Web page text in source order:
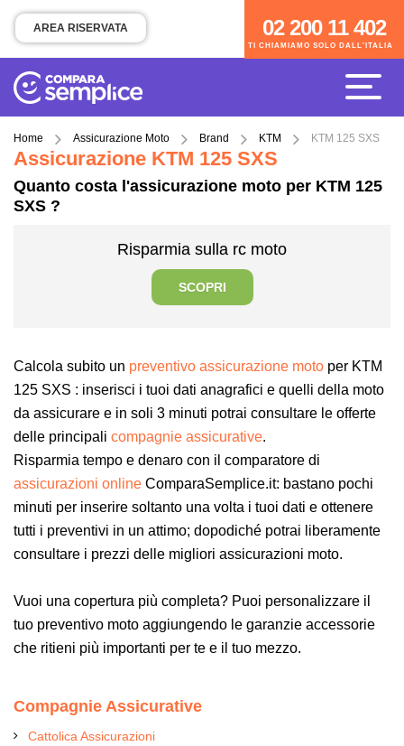
TI CHIAMIAMO SOLO DALL'ITALIA
02 200 11 402
AREA RISERVATA
Home Assicurazione Moto Brand KTM KTM 125 SXS
Assicurazione KTM 125 SXS
Quanto costa l'assicurazione moto per KTM 125
SXS ?
Risparmia sulla rc moto
SCOPRI
Calcola subito un preventivo assicurazione moto per KTM
125 SXS : inserisci i tuoi dati anagrafici e quelli della moto
da assicurare e in soli 3 minuti potrai consultare le offerte
delle principali compagnie assicurative.
Risparmia tempo e denaro con il comparatore di
assicurazioni online ComparaSemplice.it: bastano pochi
minuti per inserire soltanto una volta i tuoi dati e ottenere
tutti i preventivi in un attimo; dopodiché potrai liberamente
consultare i prezzi delle migliori assicurazioni moto.
Vuoi una copertura più completa? Puoi personalizzare il
tuo preventivo moto aggiungendo le garanzie accessorie
che ritieni più importanti per te e il tuo mezzo.
Compagnie Assicurative
Cattolica Assicurazioni
02 200 11 402